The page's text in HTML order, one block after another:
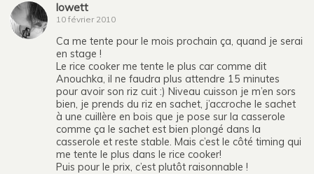
lowett
10 février 2010
Ca me tente pour le mois prochain ça, quand je serai
en stage !
Le rice cooker me tente le plus car comme dit
Anouchka, il ne faudra plus attendre 15 minutes
pour avoir son riz cuit :) Niveau cuisson je m’en sors
bien, je prends du riz en sachet, j’accroche le sachet
à une cuillère en bois que je pose sur la casserole
comme ça le sachet est bien plongé dans la
casserole et reste stable. Mais c’est le côté timing qui
me tente le plus dans le rice cooker!
Puis pour le prix, c’est plutôt raisonnable !